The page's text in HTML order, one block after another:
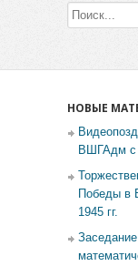
НОВЫЕ
ВШГАдм с
Победы в
1945 гг.